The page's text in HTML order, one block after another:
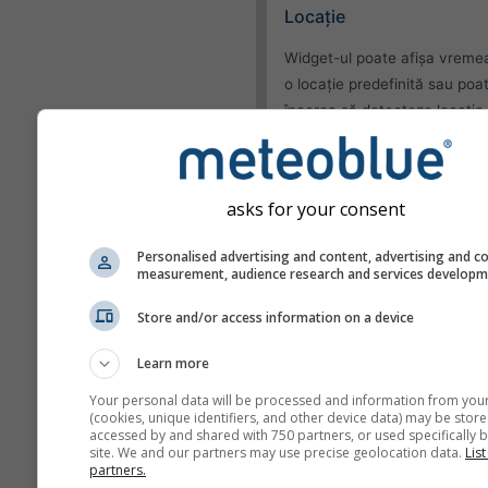
Locație
Widget-ul poate afișa
o locație predefinită sau
încerca să detecteze locația
vizitator al site-ului tău.
Folosește locația
utilizatorului
Aspect
Funcționalități
umiditatea
asks for your consent
Personalised advertising and content, advertising and
measurement, audience research and services
Store and/or access information on a device
Learn more
Your personal data will be processed and information from
(cookies, unique identifiers, and other device data) may be
accessed by and shared with 750 partners, or used specifically
site. We and our partners may use precise geolocation data.
partners.